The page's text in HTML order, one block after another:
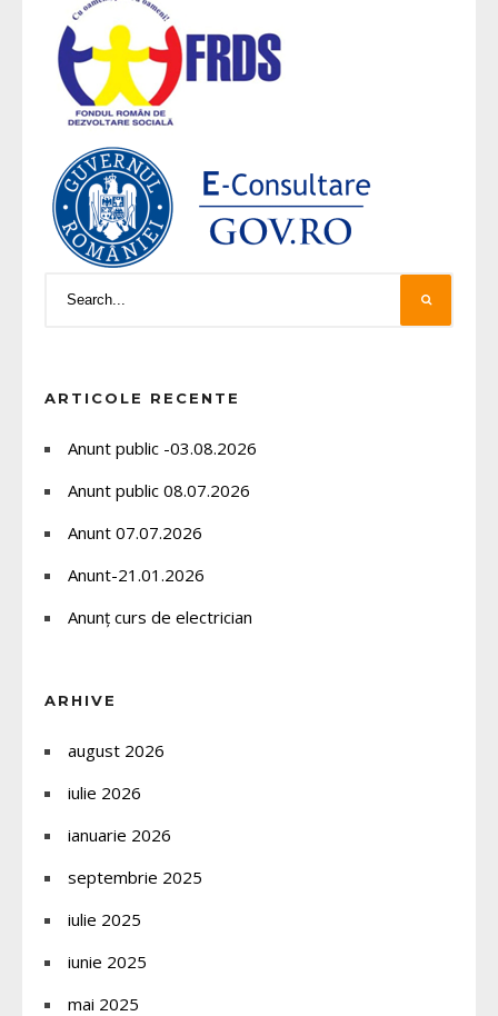
ARTICOLE RECENTE
Anunt public -03.08.2026
Anunt public 08.07.2026
Anunt 07.07.2026
Anunt-21.01.2026
Anunț curs de electrician
ARHIVE
august 2026
iulie 2026
ianuarie 2026
septembrie 2025
iulie 2025
iunie 2025
mai 2025